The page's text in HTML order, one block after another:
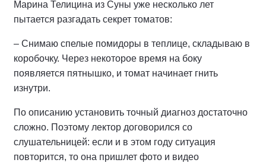
Марина Телицина из Суны уже несколько лет
пытается разгадать секрет томатов:
– Снимаю спелые помидоры в теплице, складываю в
коробочку. Через некоторое время на боку
появляется пятнышко, и томат начинает гнить
изнутри.
По описанию установить точный диагноз достаточно
сложно. Поэтому лектор договорился со
слушательницей: если и в этом году ситуация
повторится, то она пришлет фото и видео